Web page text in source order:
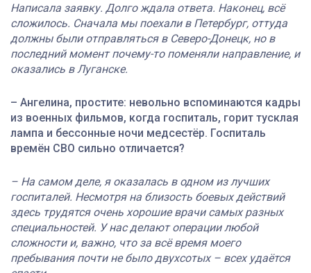
Написала заявку. Долго ждала ответа. Наконец, всё
сложилось. Сначала мы поехали в Петербург, оттуда
должны были отправляться в Северо-Донецк, но в
последний момент почему-то поменяли направление, и
оказались в Луганске.
– Ангелина, простите: невольно вспоминаются кадры
из военных фильмов, когда госпиталь, горит тусклая
лампа и бессонные ночи медсестёр. Госпиталь
времён СВО сильно отличается?
– На самом деле, я оказалась в одном из лучших
госпиталей. Несмотря на близость боевых действий
здесь трудятся очень хорошие врачи самых разных
специальностей. У нас делают операции любой
сложности и, важно, что за всё время моего
пребывания почти не было двухсотых – всех удаётся